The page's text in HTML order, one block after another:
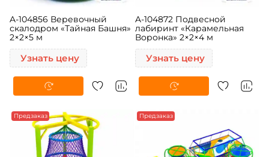
A-104856 Веревочный
скалодром «Тайная Башня»
2×2×5 м
Узнать цену
A-104872 Подвесной
лабиринт «Карамельная
Воронка» 2×2×4 м
Узнать цену
Предзаказ Предзаказ